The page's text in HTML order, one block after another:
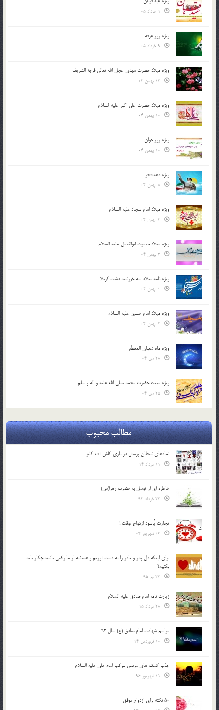
ویژه روز عرفه
ویژه میلاد حضرت مهدی عجل الله تعالی فرجه الشريف
ویژه میلاد حضرت علی اکبر علیه السلام
ویژه روز جوان
ویژه دهه فجر
ویژه میلاد امام سجاد علیه السلام
ویژه میلاد حضرت ابوالفضل علیه السلام
ویژه نامه میلاد سه خورشید دشت کربلا
ویژه میلاد امام حسین علیه السلام
ویژه ماه شعبان المعظّم
ویژه مبعث حضرت محمد صلی الله علیه و اله و سلم
مطالب محبوب
نمادهای شیطان پرستی در بازی کلش آف کلنز
خاطره ای از توسل به حضرت زهرا(س)
تجارت پُرسود ازدواج موقت !
براي اينكه دل پدر و مادر را به دست آوريم و هميشه از ما راضي باشند چكار بايد
بكنيم؟
زیارت نامه امام صادق علیه السلام
مراسم شهادت امام صادق (ع) سال 93
جذب کمک های مردمی موکب امام علی علیه السلام
50 نکته برای ازدواج موفق